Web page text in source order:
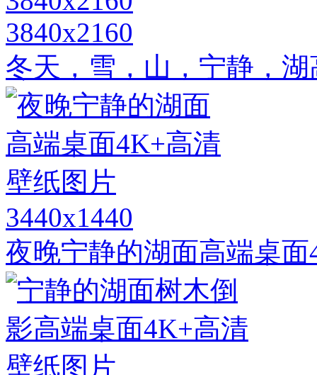
3840x2160
冬天，雪，山，宁静，
3440x1440
夜晚宁静的湖面高端桌